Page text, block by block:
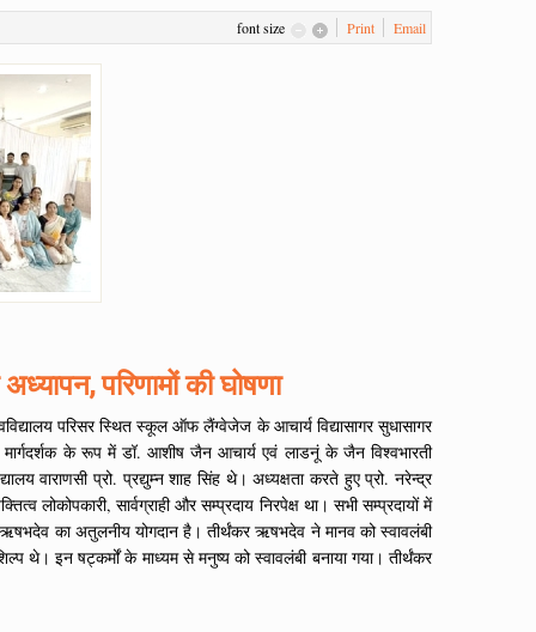
font size Print Email
परिणामों की घोषणा
परिसर स्थित स्कूल ऑफ लैंग्वेजेज के आचार्य विद्यासागर सुधासागर
के रूप में डॉ. आशीष जैन आचार्य एवं लाडनूं के जैन विश्वभारती
वाराणसी प्रो. प्रद्युम्न शाह सिंह थे। अध्यक्षता करते हुए प्रो. नरेन्द्र
सार्वग्राही और सम्प्रदाय निरपेक्ष था। सभी सम्प्रदायों में
ऋषभदेव का अतुलनीय योगदान है। तीर्थंकर ऋषभदेव ने मानव को स्वावलंबी
थे। इन षट्कर्मों के माध्यम से मनुष्य को स्वावलंबी बनाया गया। तीर्थंकर